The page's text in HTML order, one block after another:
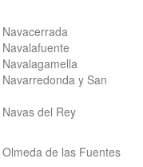
y San
del Rey
de las Fuentes